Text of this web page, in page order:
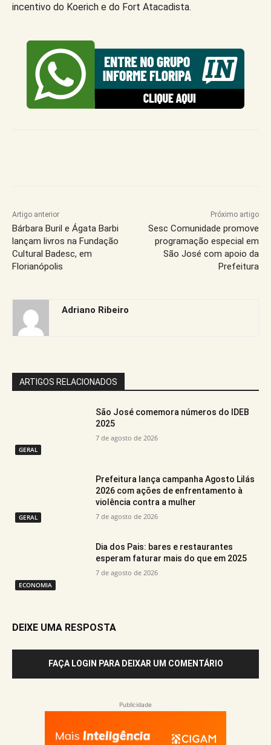
incentivo do Koerich e do Fort Atacadista.
Artigo anterior
Bárbara Buril e Ágata Barbi
lançam livros na Fundação
Cultural Badesc, em
Florianópolis
Próximo artigo
Sesc Comunidade promove
programação especial em
São José com apoio da
Prefeitura
Adriano Ribeiro
ARTIGOS RELACIONADOS
GERAL
São José comemora números do IDEB
2025
7 de agosto de 2026
GERAL
Prefeitura lança campanha Agosto Lilás
2026 com ações de enfrentamento à
violência contra a mulher
7 de agosto de 2026
ECONOMIA
Dia dos Pais: bares e restaurantes
esperam faturar mais do que em 2025
7 de agosto de 2026
DEIXE UMA RESPOSTA
FAÇA LOGIN PARA DEIXAR UM COMENTÁRIO
Publicidade